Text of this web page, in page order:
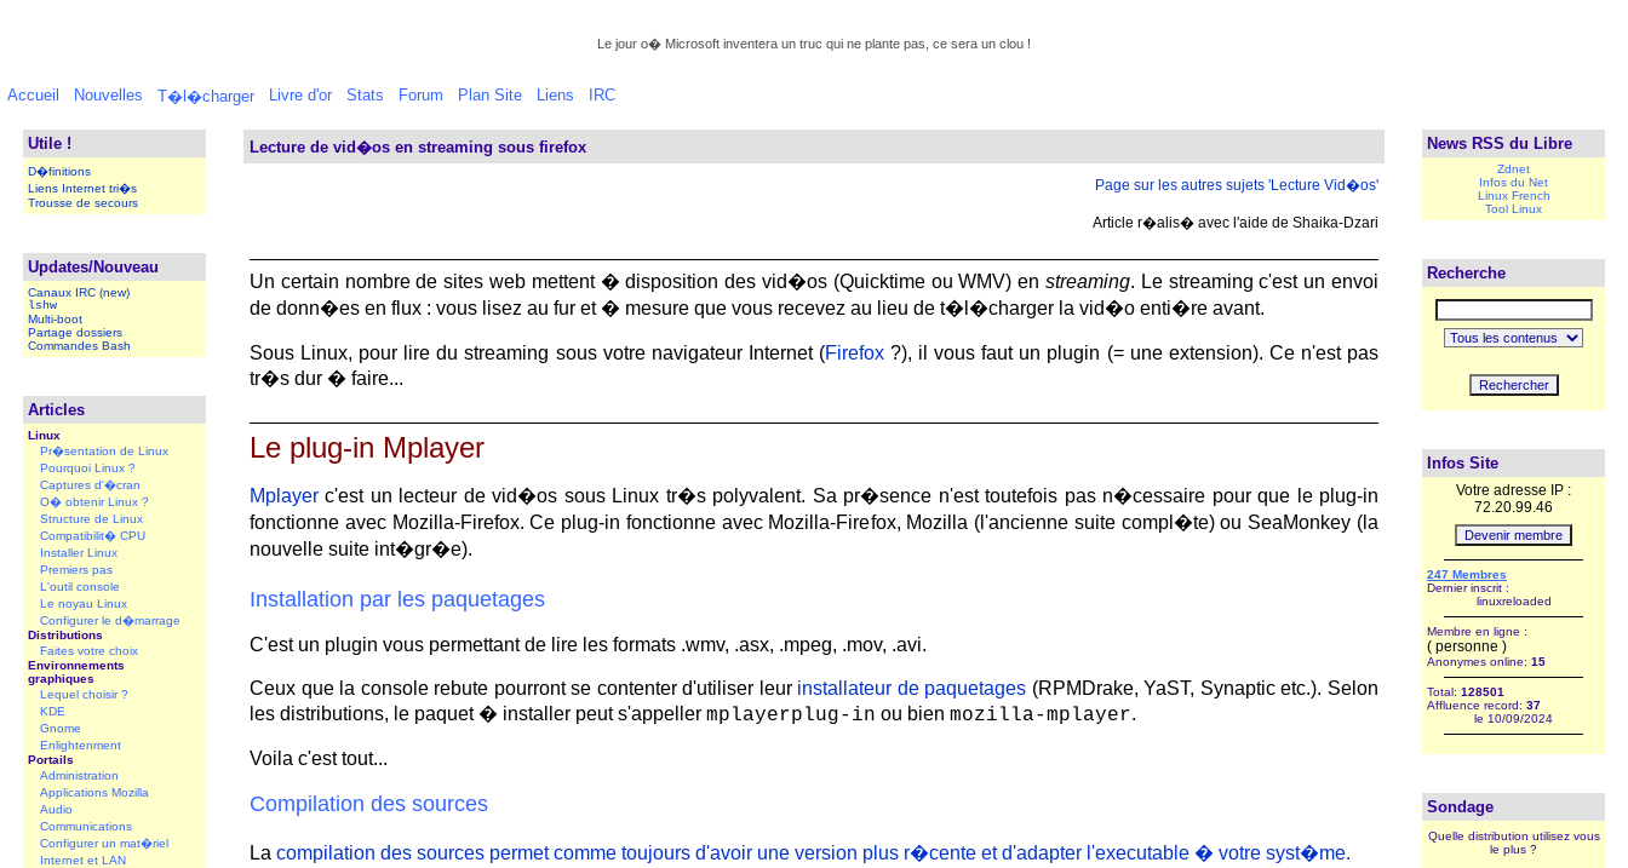
Le jour o� Microsoft inventera un truc qui ne plante pas, ce sera un clou !
Accueil Nouvelles T�l�charger Livre d'or Stats Forum Plan Site Liens IRC
Utile !
D�finitions
Liens Internet tri�s
Trousse de secours
Updates/Nouveau
Canaux IRC (new)
lshw
Multi-boot
Partage dossiers
Commandes Bash
Articles
Linux
Pr�sentation de Linux
Pourquoi Linux ?
Captures d'�cran
O� obtenir Linux ?
Structure de Linux
Compatibilit� CPU
Installer Linux
Premiers pas
L'outil console
Le noyau Linux
Configurer le d�marrage
Distributions
Faites votre choix
Environnements
graphiques
Lequel choisir ?
KDE
Gnome
Enlightenment
Portails
Administration
Applications Mozilla
Audio
Communications
Configurer un mat�riel
Internet et LAN
Lecture de vid�os en streaming sous firefox
Page sur les autres sujets 'Lecture Vid�os'
Article r�alis� avec l'aide de Shaika-Dzari
Un certain nombre de sites web mettent � disposition des vid�os (Quicktime ou WMV) en streaming. Le streaming c'est un envoi
de donn�es en flux : vous lisez au fur et � mesure que vous recevez au lieu de t�l�charger la vid�o enti�re avant.
Sous Linux, pour lire du streaming sous votre navigateur Internet (Firefox?), il vous faut un plugin (= une extension). Ce n'est pas
tr�s dur � faire...
Le plug-in Mplayer
Mplayer c'est un lecteur de vid�os sous Linux tr�s polyvalent. Sa pr�sence n'est toutefois pas n�cessaire pour que le plug-in
fonctionne avec Mozilla-Firefox. Ce plug-in fonctionne avec Mozilla-Firefox, Mozilla (l'ancienne suite compl�te) ou SeaMonkey (la
nouvelle suite int�gr�e).
Installation par les paquetages
C'est un plugin vous permettant de lire les formats .wmv, .asx, .mpeg, .mov, .avi.
Ceux que la console rebute pourront se contenter d'utiliser leur installateur de paquetages (RPMDrake, YaST, Synaptic etc.). Selon
les distributions, le paquet � installer peut s'appeller mplayerplug-in ou bien mozilla-mplayer.
Voila c'est tout...
Compilation des sources
La compilation des sources permet comme toujours d'avoir une version plus r�cente et d'adapter l'executable � votre syst�me.
News RSS du Libre
Zdnet
Infos du Net
Linux French
Tool Linux
Recherche
Infos Site
Votre adresse IP :
72.20.99.46
247 Membres
Dernier inscrit :
linuxreloaded
Membre en ligne :
( personne )
Anonymes online: 15
Total: 128501
Affluence record: 37
le 10/09/2024
Sondage
Quelle distribution utilisez vous
le plus ?